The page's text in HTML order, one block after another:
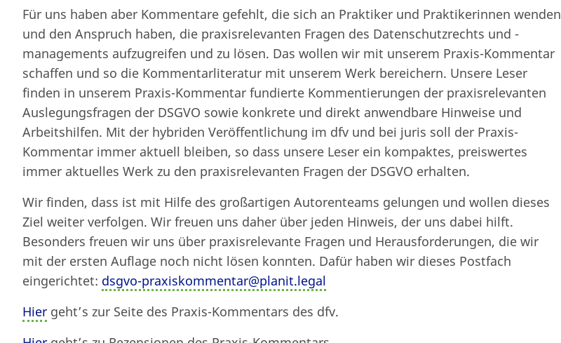
Für uns haben aber Kommentare gefehlt, die sich an Praktiker und Praktikerinnen wenden
und den Anspruch haben, die praxisrelevanten Fragen des Datenschutzrechts und -
managements aufzugreifen und zu lösen. Das wollen wir mit unserem Praxis-Kommentar
schaffen und so die Kommentarliteratur mit unserem Werk bereichern. Unsere Leser
finden in unserem Praxis-Kommentar fundierte Kommentierungen der praxisrelevanten
Auslegungsfragen der DSGVO sowie konkrete und direkt anwendbare Hinweise und
Arbeitshilfen. Mit der hybriden Veröffentlichung im dfv und bei juris soll der Praxis-
Kommentar immer aktuell bleiben, so dass unsere Leser ein kompaktes, preiswertes
immer aktuelles Werk zu den praxisrelevanten Fragen der DSGVO erhalten.
Wir finden, dass ist mit Hilfe des großartigen Autorenteams gelungen und wollen dieses
Ziel weiter verfolgen. Wir freuen uns daher über jeden Hinweis, der uns dabei hilft.
Besonders freuen wir uns über praxisrelevante Fragen und Herausforderungen, die wir
mit der ersten Auflage noch nicht lösen konnten. Dafür haben wir dieses Postfach
eingerichtet: dsgvo-praxiskommentar@planit.legal
Hier geht’s zur Seite des Praxis-Kommentars des dfv.